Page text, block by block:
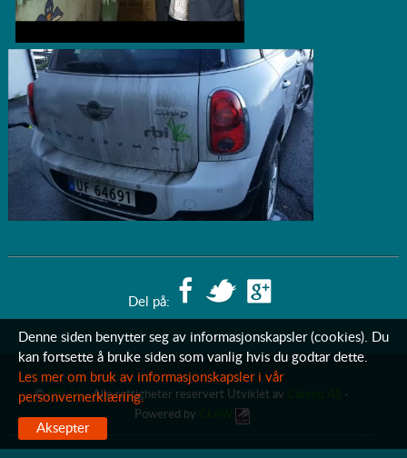
Del på:
©RBI AS- Alle rettigheter reservert Utviklet av
-
Powered by
Denne siden benytter seg av informasjonskapsler (cookies). Du
kan fortsette å bruke siden som vanlig hvis du godtar dette.
Les mer om bruk av informasjonskapsler i vår
personvernerklæring.